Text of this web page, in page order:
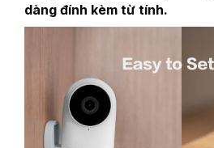
dàng đính kèm từ tính.‎